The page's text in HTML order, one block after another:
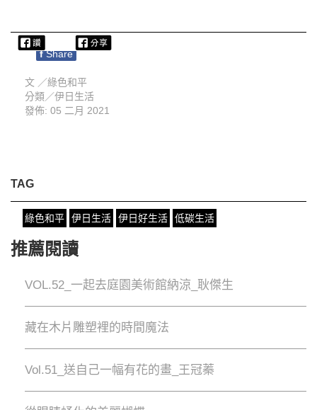
f Share
文 ／綠色和平
分類／伊日生活
發佈: 05 二月 2021
TAG
綠色和平 伊日生活 伊日好生活 低碳生活
推薦閱讀
VOL.52_一起去庭園美術館納涼_耿傑生
藏在木片雕塑裡的時間魔法
Vol.51_送自己一幅有花的畫_王冠蓁